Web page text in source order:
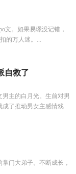
文。如果易璟没记错，
的万人迷。...
自救了
主的白月光。生前对男
成了推动男女主感情戏
门大弟子。不断成长，